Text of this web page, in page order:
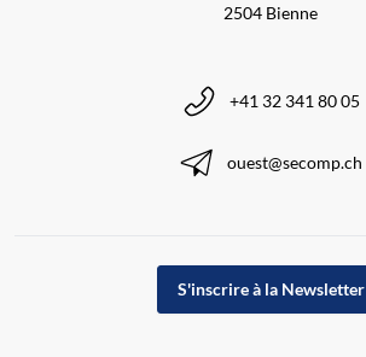
2504 Bienne
+41 32 341 80 05
ouest@secomp.ch
S'inscrire à la Newsletter